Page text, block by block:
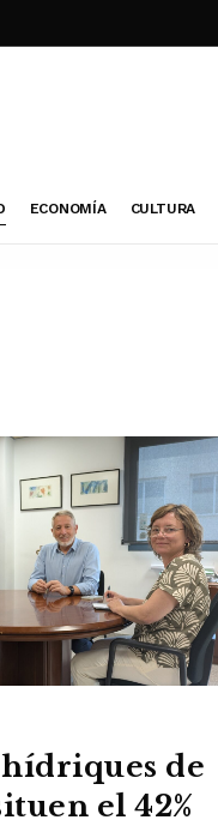
ECONOMÍA CULTURA
hídriques de
el 42%